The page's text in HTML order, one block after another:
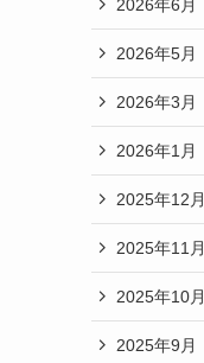
2026年6月
2026年5月
2026年3月
2026年1月
2025年12月
2025年11月
2025年10月
2025年9月